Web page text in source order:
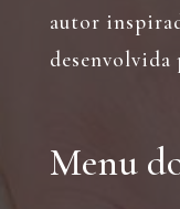
autor
Menu